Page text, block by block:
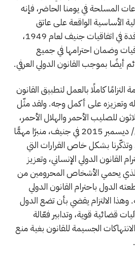
المسلحة في يومنا الحاضر، فإنه
الأساسية الواقعة على عاتق
الأطراف السامية المتعاقدة في اتفاقيات جنيف لعام 1949،
وضمان احترامها في جميع
أيضًا بموجب القانون الدولي العرفي.
التزامًا كاملًا بالعمل لتطبيق القانون
له وتعزيزه على أكمل وجه. ولقد مثّل
للصليب الأحمر والهلال الأحمر،
الذي عُقد في كانون الأول/ ديسمبر 2015 في جنيف، منبرًا مهمًّا
وتذكّرنا بشكل خاص القرارات التي
القانون الدولي الإنساني، وتعزيز
الذي يحمي الأشخاص المحرومين من
الدول باحترام القانون الدولي
وهذا الالتزام يقضي بأن تضع الدول
قضائية قوية، وتدابير فعّالة
الجسيمة للقانون بغية منع